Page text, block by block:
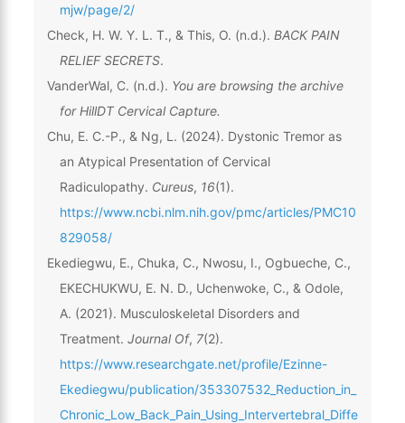
mjw/page/2/
Check, H. W. Y. L. T., & This, O. (n.d.). BACK PAIN
RELIEF SECRETS.
VanderWal, C. (n.d.). You are browsing the archive
for HillDT Cervical Capture.
Chu, E. C.-P., & Ng, L. (2024). Dystonic Tremor as
an Atypical Presentation of Cervical
Radiculopathy. Cureus, 16(1).
https://www.ncbi.nlm.nih.gov/pmc/articles/PMC10
829058/
Ekediegwu, E., Chuka, C., Nwosu, I., Ogbueche, C.,
EKECHUKWU, E. N. D., Uchenwoke, C., & Odole,
A. (2021). Musculoskeletal Disorders and
Treatment. Journal Of, 7(2).
https://www.researchgate.net/profile/Ezinne-
Ekediegwu/publication/353307532_Reduction_in_
Chronic_Low_Back_Pain_Using_Intervertebral_Diffe